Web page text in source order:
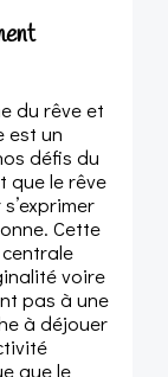
du rêve et
est un
défis du
que le rêve
Cette
voire
pas à une
à déjouer
que le